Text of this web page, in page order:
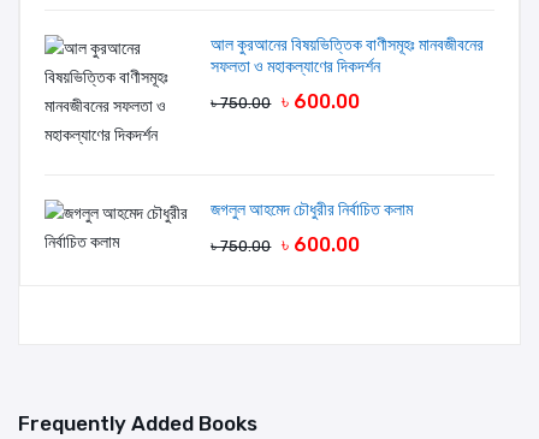
আল কুরআনের বিষয়ভিত্তিক বাণীসমূহঃ মানবজীবনের
সফলতা ও মহাকল্যাণের দিকদর্শন
৳ 750.00 ৳ 600.00
জগলুল আহমেদ চৌধুরীর নির্বাচিত কলাম
৳ 750.00 ৳ 600.00
Frequently Added Books